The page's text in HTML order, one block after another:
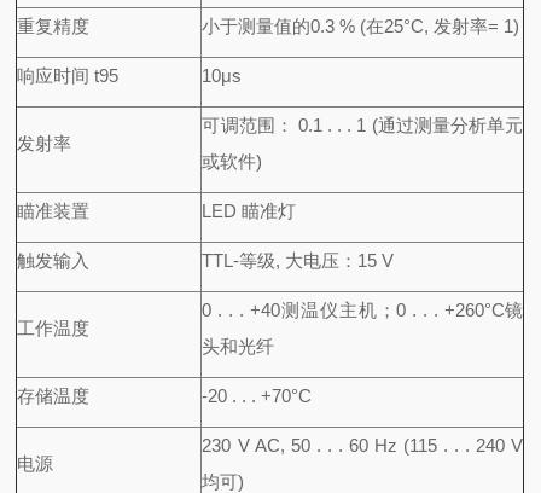
重复精度 小于测量值的0.3 % (在25°C, 发射率= 1)
响应时间 t95 10μs
发射率
可调范围： 0.1 . . . 1 (通过测量分析单元
或软件)
瞄准装置 LED 瞄准灯
触发输入 TTL-等级, 大电压：15 V
工作温度
0 . . . +40测温仪主机；0 . . . +260°C镜
头和光纤
存储温度 -20 . . . +70°C
电源
230 V AC, 50 . . . 60 Hz (115 . . . 240 V
均可)